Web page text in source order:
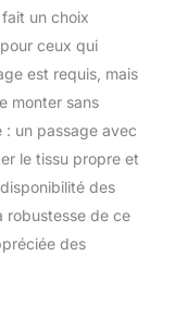
un choix
ceux qui
est requis, mais
monter sans
: un passage avec
le tissu propre et
des
robustesse de ce
des